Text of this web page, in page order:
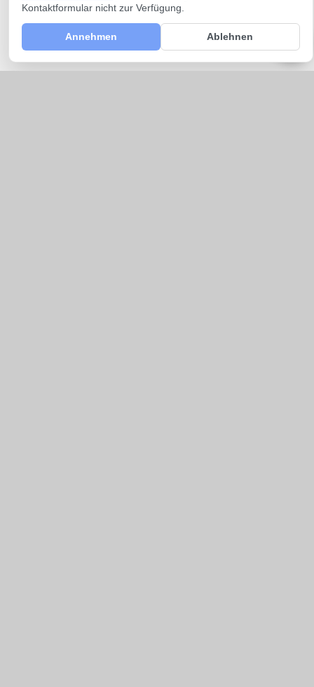
Kontaktformular nicht zur Verfügung.
Annehmen Ablehnen